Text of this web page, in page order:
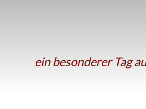
ein besonderer Tag